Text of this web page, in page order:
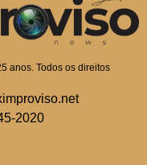
anos. Todos os direitos
2020